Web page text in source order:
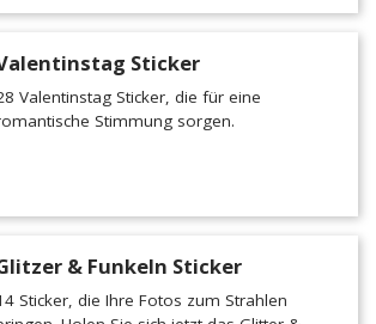
Sticker
Valentinstag Sticker, die für eine
Stimmung sorgen.
& Funkeln Sticker
Sticker, die Ihre Fotos zum Strahlen